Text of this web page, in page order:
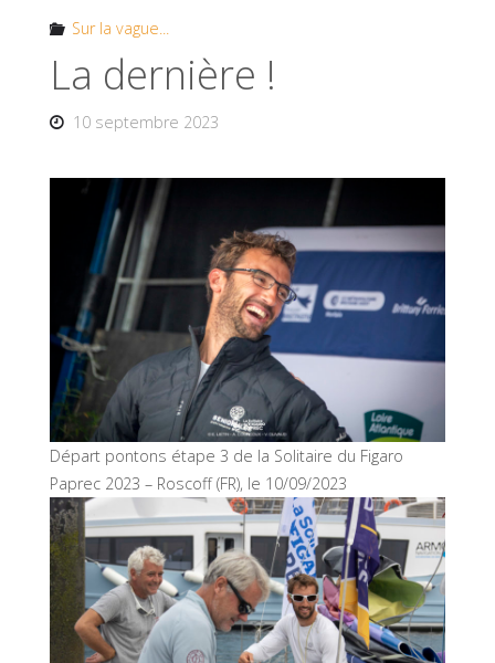
Sur la vague...
La dernière !
10 septembre 2023
Départ pontons étape 3 de la Solitaire du Figaro
Paprec 2023 – Roscoff (FR), le 10/09/2023